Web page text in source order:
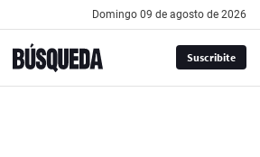
domingo 09 de agosto de 2026
Suscribite